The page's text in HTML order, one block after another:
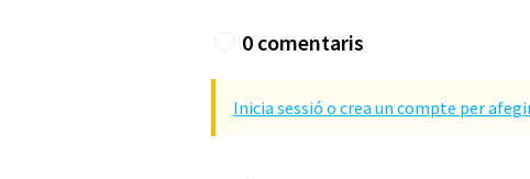
0 comentaris
Inicia sessió o crea un compte per